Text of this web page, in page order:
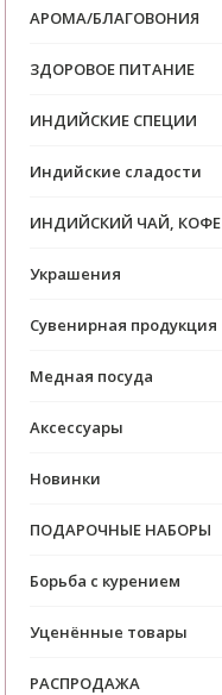
АРОМА/БЛАГОВОНИЯ
ЗДОРОВОЕ ПИТАНИЕ
ИНДИЙСКИЕ СПЕЦИИ
Индийские сладости
ИНДИЙСКИЙ ЧАЙ, КОФЕ
Украшения
Сувенирная продукция
Медная посуда
Аксессуары
Новинки
ПОДАРОЧНЫЕ НАБОРЫ
Борьба с курением
Уценённые товары
РАСПРОДАЖА